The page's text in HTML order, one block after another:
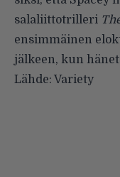
salaliittotrilleri
ensimmäinen
jälkeen, kun
Lähde: Variety